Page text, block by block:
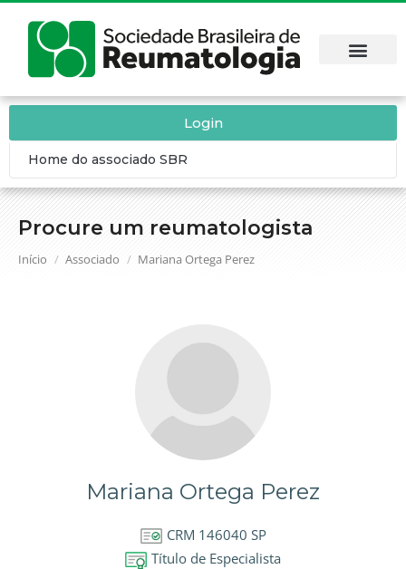
Procure um reumatologista
Você está aqui:
Início Associado Mariana Ortega Perez
Login
Home do associado SBR
Mariana Ortega Perez
CRM 146040 SP
Título de Especialista